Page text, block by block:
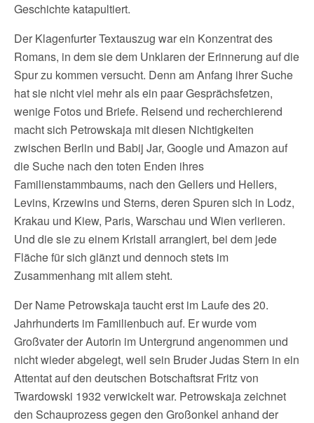
Geschichte katapultiert.
Der Klagenfurter Textauszug war ein Konzentrat des
Romans, in dem sie dem Unklaren der Erinnerung auf die
Spur zu kommen versucht. Denn am Anfang ihrer Suche
hat sie nicht viel mehr als ein paar Gesprächsfetzen,
wenige Fotos und Briefe. Reisend und recherchierend
macht sich Petrowskaja mit diesen Nichtigkeiten
zwischen Berlin und Babij Jar, Google und Amazon auf
die Suche nach den toten Enden ihres
Familienstammbaums, nach den Gellers und Hellers,
Levins, Krzewins und Sterns, deren Spuren sich in Lodz,
Krakau und Kiew, Paris, Warschau und Wien verlieren.
Und die sie zu einem Kristall arrangiert, bei dem jede
Fläche für sich glänzt und dennoch stets im
Zusammenhang mit allem steht.
Der Name Petrowskaja taucht erst im Laufe des 20.
Jahrhunderts im Familienbuch auf. Er wurde vom
Großvater der Autorin im Untergrund angenommen und
nicht wieder abgelegt, weil sein Bruder Judas Stern in ein
Attentat auf den deutschen Botschaftsrat Fritz von
Twardowski 1932 verwickelt war. Petrowskaja zeichnet
den Schauprozess gegen den Großonkel anhand der